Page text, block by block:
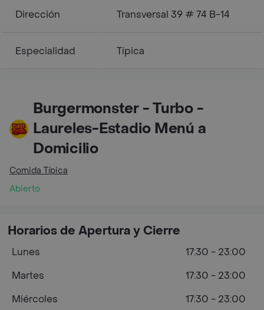
Dirección Transversal 39 # 74 B-14
Especialidad Típica
Burgermonster - Turbo -
Laureles-Estadio Menú a
Domicilio
Comida Típica
Abierto
Horarios de Apertura y Cierre
Lunes
17:30 - 23:00
Martes
17:30 - 23:00
Miércoles
17:30 - 23:00